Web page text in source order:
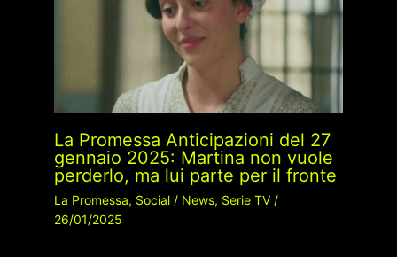
La Promessa Anticipazioni del 27
gennaio 2025: Martina non vuole
perderlo, ma lui parte per il fronte
La Promessa, Social/ News, Serie TV/
26/01/2025